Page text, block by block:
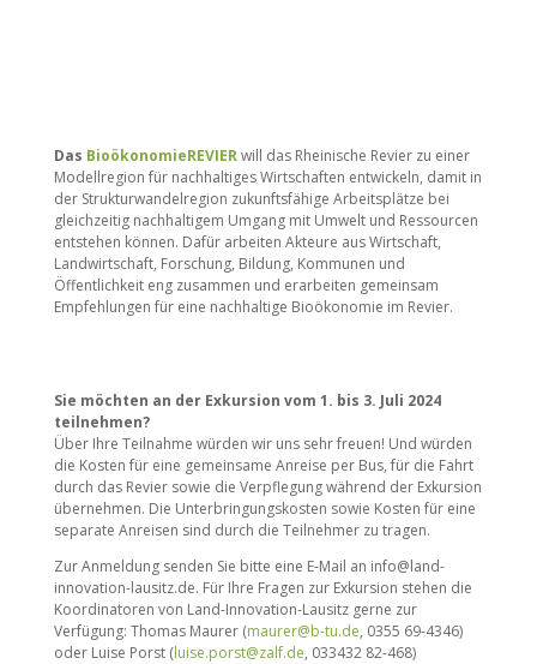
Das BioökonomieREVIERwill das Rheinische Revier zu einer
Modellregion für nachhaltiges Wirtschaften entwickeln, damit in
der Strukturwandelregion zukunftsfähige Arbeitsplätze bei
gleichzeitig nachhaltigem Umgang mit Umwelt und Ressourcen
entstehen können. Dafür arbeiten Akteure aus Wirtschaft,
Landwirtschaft, Forschung, Bildung, Kommunen und
Öffentlichkeit eng zusammen und erarbeiten gemeinsam
Empfehlungen für eine nachhaltige Bioökonomie im Revier.
Sie möchten an der Exkursion vom 1. bis 3. Juli 2024
teilnehmen?
Über Ihre Teilnahme würden wir uns sehr freuen! Und würden
die Kosten für eine gemeinsame Anreise per Bus, für die Fahrt
durch das Revier sowie die Verpflegung während der Exkursion
übernehmen. Die Unterbringungskosten sowie Kosten für eine
separate Anreisen sind durch die Teilnehmer zu tragen.
Zur Anmeldung senden Sie bitte eine E-Mail an info@land-
innovation-lausitz.de. Für Ihre Fragen zur Exkursion stehen die
Koordinatoren von Land-Innovation-Lausitz gerne zur
Verfügung: Thomas Maurer (maurer@b-tu.de, 0355 69-4346)
oder Luise Porst (luise.porst@zalf.de, 033432 82-468)